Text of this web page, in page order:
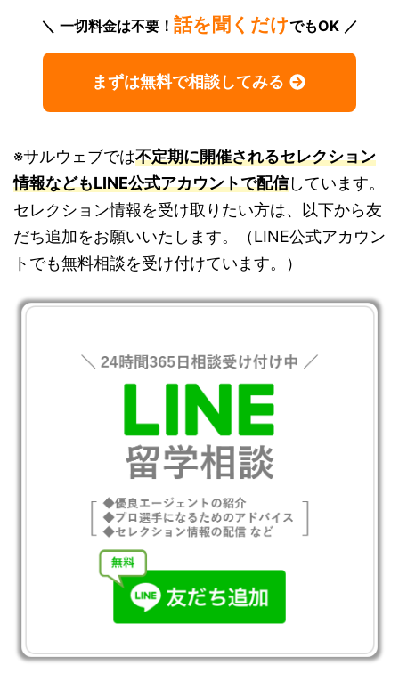
一切料金は不要！ 話を聞くだけでもOK
まずは無料で相談してみる
※サルウェブでは不定期に開催されるセレクション
情報などもLINE公式アカウントで配信しています。
セレクション情報を受け取りたい方は、以下から友
だち追加をお願いいたします。（LINE公式アカウン
トでも無料相談を受け付けています。）